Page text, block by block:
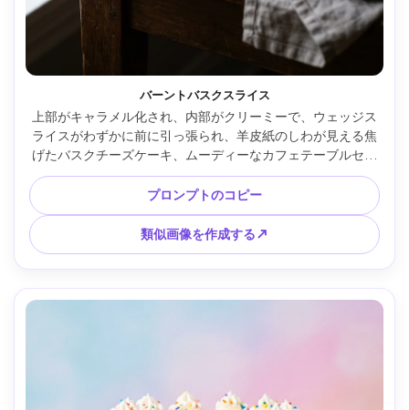
バーントバスクスライス
上部がキャラメル化され、内部がクリーミーで、ウェッジス
ライスがわずかに前に引っ張られ、羊皮紙のしわが見える焦
げたバスクチーズケーキ、ムーディーなカフェテーブルセッ
ティング、優しいハイライトを作成するサイドウィンドウラ
イト、Canon EOS R5、85mm、f/2.0、超リアルなクリーミ
ーな質感と自然な影で撮影 --ar 4:5
プロンプトのコピー
類似画像を作成する↗